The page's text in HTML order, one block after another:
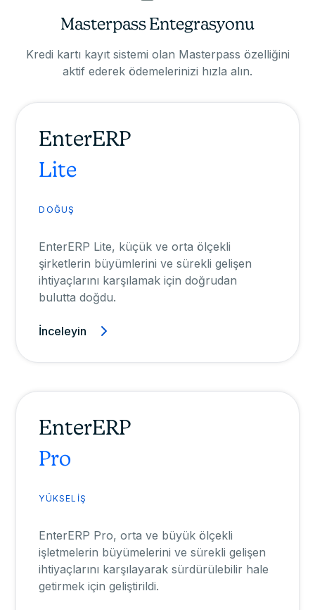
Masterpass Entegrasyonu
Kredi kartı kayıt sistemi olan Masterpass özelliğini
aktif ederek ödemelerinizi hızla alın.
EnterERP
Lite
DOĞUŞ
EnterERP Lite, küçük ve orta ölçekli
şirketlerin büyümlerini ve sürekli gelişen
ihtiyaçlarını karşılamak için doğrudan
bulutta doğdu.
İnceleyin
EnterERP
Pro
YÜKSELİŞ
EnterERP Pro, orta ve büyük ölçekli
işletmelerin büyümelerini ve sürekli gelişen
ihtiyaçlarını karşılayarak sürdürülebilir hale
getirmek için geliştirildi.